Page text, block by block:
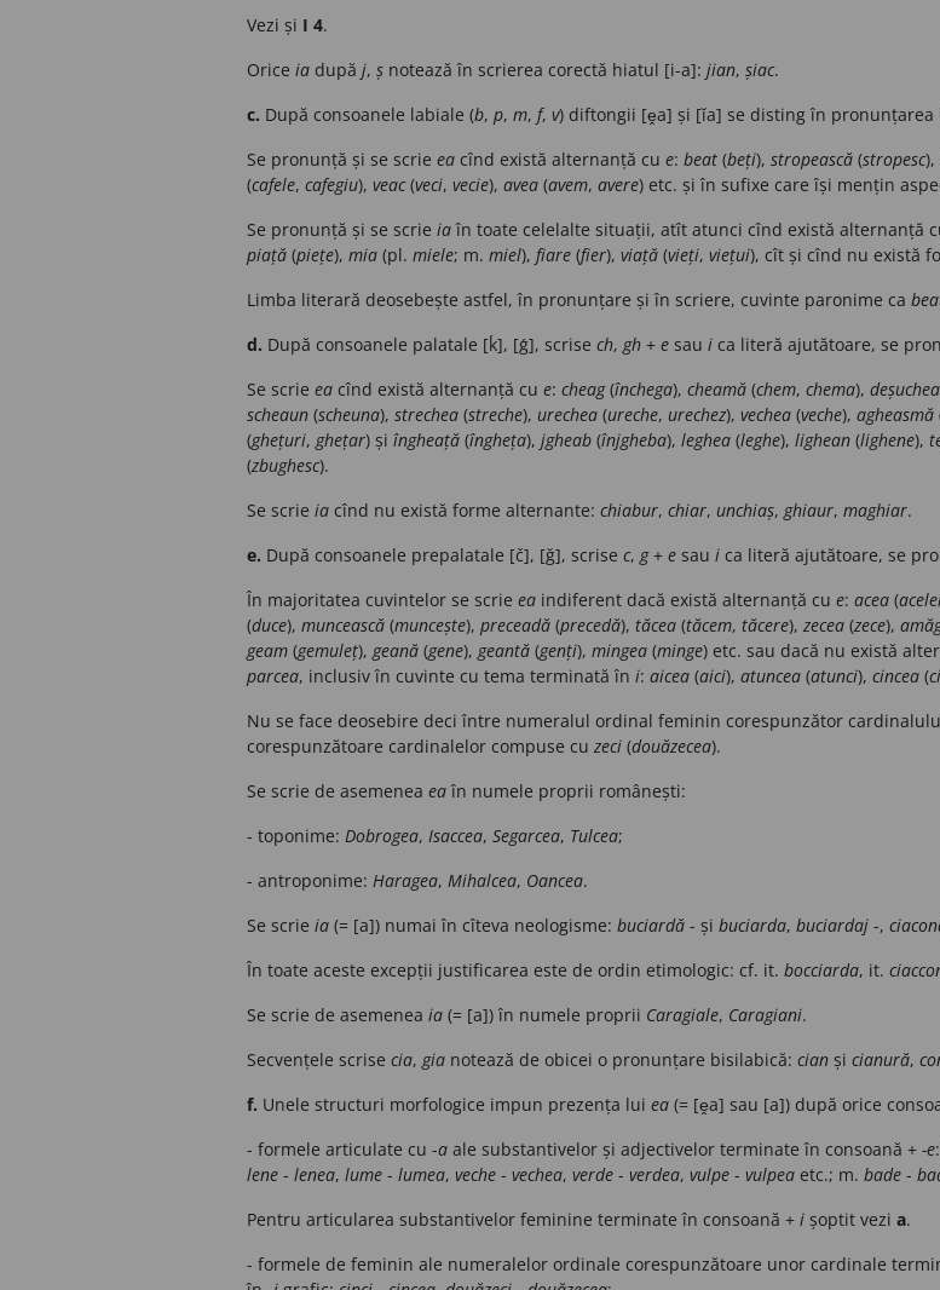
Vezi și I 4.
Orice ia după j, ș notează în scrierea corectă hiatul [i-a]: jian, șiac.
c. După consoanele labiale (b, p, m, f, v) diftongii [ḙa] și [ĭa] se disting în pronunțarea
Se pronunță și se scrie ea cînd există alternanță cu e: beat (beți), stropească (stropesc),
(cafele, cafegiu), veac(veci, vecie), avea (avem, avere) etc. și în sufixe care își mențin
Se pronunță și se scrie iaîn toate celelalte situații, atît atunci cînd există alternanță
piață (piețe), mia (pl. miele; m. miel), fiare (fier), viață (vieți, viețui), cît și cînd nu există
Limba literară deosebește astfel, în pronunțare și în scriere, cuvinte paronime ca
d. După consoanele palatale [ḱ], [ǵ], scrise ch, gh + e sau i ca literă ajutătoare, se
Se scrie ea cînd există alternanță cu e: cheag(închega), cheamă (chem, chema),
scheaun (scheuna), strechea (streche), urechea (ureche, urechez), vechea (veche), agheasmă
(ghețuri, ghețar) și îngheață (îngheța), jgheab (înjgheba), leghea (leghe), lighean (lighene),
(zbughesc).
Se scrie ia cînd nu există forme alternante: chiabur, chiar, unchiaș, ghiaur, maghiar.
e. După consoanele prepalatale [č], [ğ], scrise c, g+ e sau i ca literă ajutătoare, se
În majoritatea cuvintelor se scrie ea indiferent dacă există alternanță cu e: acea (
(duce), muncească (muncește), preceadă (precedă), tăcea (tăcem, tăcere), zecea (zece),
geam (gemuleț), geană (gene), geantă (genți), mingea (minge) etc. sau dacă nu există
parcea, inclusiv în cuvinte cu tema terminată în i: aicea (aici), atuncea (atunci), cincea (
Nu se face deosebire deci între numeralul ordinal feminin corespunzător
corespunzătoare cardinalelor compuse cu zeci (douăzecea).
Se scrie de asemenea eaîn numele proprii românești:
- toponime: Dobrogea, Isaccea, Segarcea, Tulcea;
- antroponime: Haragea, Mihalcea, Oancea.
Se scrie ia (= [a]) numai în cîteva neologisme: buciardă - și buciarda, buciardaj -,
În toate aceste excepții justificarea este de ordin etimologic: cf. it. bocciarda, it.
Se scrie de asemenea ia (= [a]) în numele proprii Caragiale, Caragiani.
Secvențele scrise cia, gia notează de obicei o pronunțare bisilabică: cian și cianură,
f. Unele structuri morfologice impun prezența lui ea (= [ḙa] sau [a]) după orice
- formele articulate cu -a ale substantivelor și adjectivelor terminate în consoană + -e
lene - lenea, lume - lumea, veche - vechea, verde - verdea, vulpe - vulpea etc.; m. bade -
Pentru articularea substantivelor feminine terminate în consoană + i șoptit vezi a.
- formele de feminin ale numeralelor ordinale corespunzătoare unor cardinale